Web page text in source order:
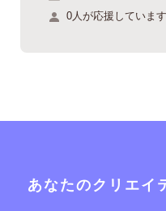
0人が応援しています
あなたのクリエイ